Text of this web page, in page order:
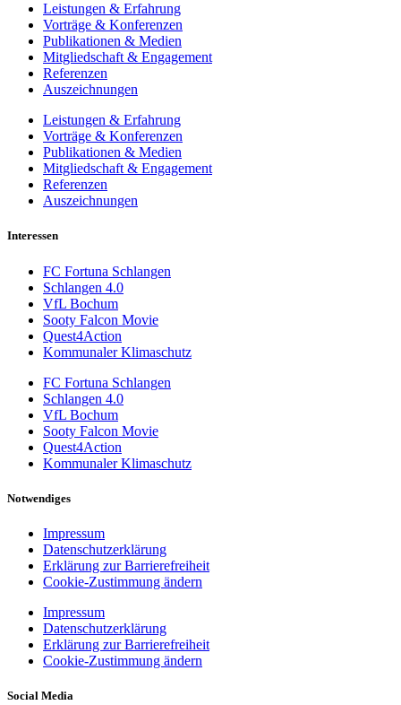
Leistungen & Erfahrung
Vorträge & Konferenzen
Publikationen & Medien
Mitgliedschaft & Engagement
Referenzen
Auszeichnungen
Leistungen & Erfahrung
Vorträge & Konferenzen
Publikationen & Medien
Mitgliedschaft & Engagement
Referenzen
Auszeichnungen
Interessen
FC Fortuna Schlangen
Schlangen 4.0
VfL Bochum
Sooty Falcon Movie
Quest4Action
Kommunaler Klimaschutz
FC Fortuna Schlangen
Schlangen 4.0
VfL Bochum
Sooty Falcon Movie
Quest4Action
Kommunaler Klimaschutz
Notwendiges
Impressum
Datenschutzerklärung
Erklärung zur Barrierefreiheit
Cookie-Zustimmung ändern
Impressum
Datenschutzerklärung
Erklärung zur Barrierefreiheit
Cookie-Zustimmung ändern
Social Media